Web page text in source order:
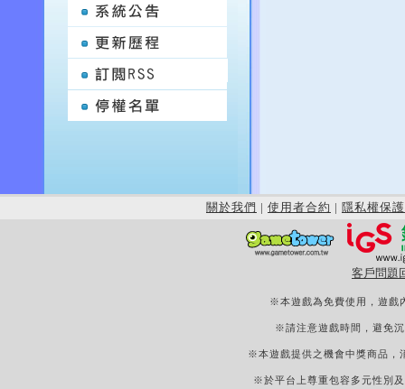
關於我們 | 使用者合約 | 隱私權保護
客戶問題
※本遊戲為免費使用，遊戲
※請注意遊戲時間，避免
※本遊戲提供之機會中獎商品，
※於平台上尊重包容多元性別